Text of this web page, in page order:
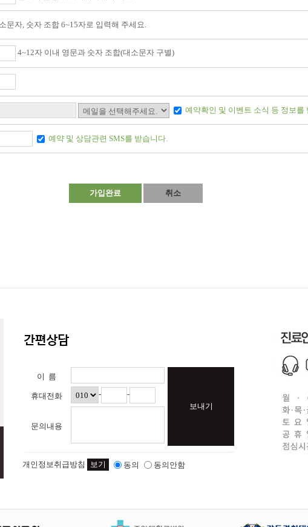
, 1일 24시간을 원칙으로 합니다.
경우, 회원에게 사전 통지한 후 제한할 수 있습니다.
시간 서비스가 불가능 할 수도 있습니다.
대하여 유료화 실시 이전에 서비스에 공시하여야 합니다.
에게 해지 신청을 요청해야 합니다.
없이 이용계약을 해지하거나 기간을 정하여 서비스 이용을 중지할 수 있습니다.
경우
상담이 완료된 후 지속적인 관리를 위해 해당 정보를 보관하나 서면, 전화, 메일 요청시 열람/
정보를 지체 없이 파기합니다. 파기절차 및 방법은 다음과 같습니다.
지체 없이 파기를 진행합니다. 사이트 주소 (URL)을 모를 경우엔 개인정보를 알려주시면 해
적 방법을 사용하여 삭제합니다. 또한 종이에 출력된 개인정보는 분쇄기로 분쇄하거나 소각을
의 정보를 수시로 저장하고 찾아내는 '쿠키(coo-kie)'를 운용합니다. 쿠키란 웹사이트를 운영하
원은 다음과 같은 목적을 위해 쿠키를 사용합니다.
방문 경로 파악, 각종 이벤트 참여 정도 및 방문 횟수 파악 등을 통한 타겟 마케팅 및 개인 맞
거나, 쿠키가 저장될 때마다 확인을 거치거나, 아니면 모든 쿠키의 저장을 거부할 수도 있습니
는 웹 브라우저의 옵션을 선택함으로써 모든 쿠키를 허용하거나 쿠키를 저장할 때 마다 확인
보 단, 쿠키설치를 거부하였을 경우 로그인 (추후 서비스 예정)이 필요한 일부 서비스 이용에
, 누출, 변조 또는 훼손되지 않도록 안정성 확보를 위하여 기술적, 관리적 대책 수립에 노력하고
하기 위해서 제일경희한의원의 전문컨설턴트와 대표원장에게 개인정보관리책임을 맡기고 있
하시기 바랍니다.
문자, 숫자 조합 6~15자로 입력해 주세요.
4~12자 이내 영문과 숫자 조합(대소문자 구별)
예약확인 및 이벤트 소식 등 정보를
예약 및 상담관련 SMS를 받습니다.
가입완료 취소
이 름
휴대전화 - -
문의내용
보내기
개인정보취급방침 보기 동의 동의안함